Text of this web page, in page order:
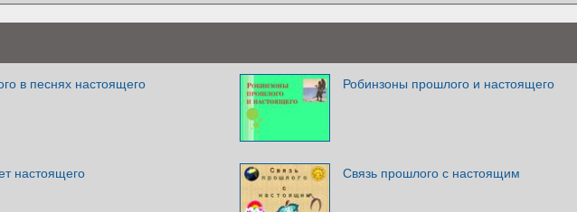
в песнях настоящего Робинзоны прошлого и настоящего
настоящего Связь прошлого с настоящим